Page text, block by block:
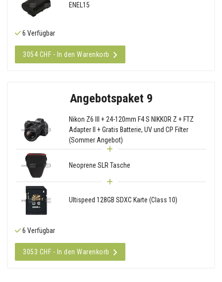
ENEL15
6 Verfügbar
3054 CHF - In den Warenkorb
Angebotspaket 9
Nikon Z6 III + 24-120mm F4 S NIKKOR Z + FTZ
Adapter II + Gratis Batterie, UV und CP Filter
(Sommer Angebot)
Neoprene SLR Tasche
Ultispeed 128GB SDXC Karte (Class 10)
6 Verfügbar
3053 CHF - In den Warenkorb